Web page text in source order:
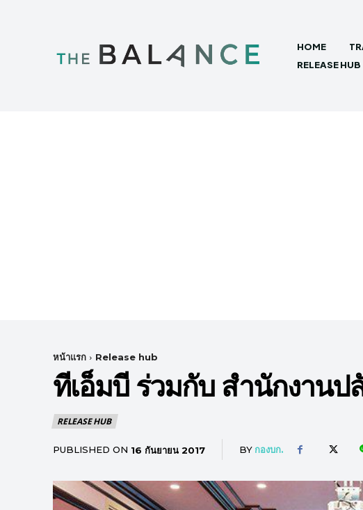
HOME
RELEASE HUB
หน้าแรก Release hub
ทีเอ็มบี ร่วมกับ สำนักงานป
RELEASE HUB
PUBLISHED ON 16 กันยายน 2017 BY กองบก.